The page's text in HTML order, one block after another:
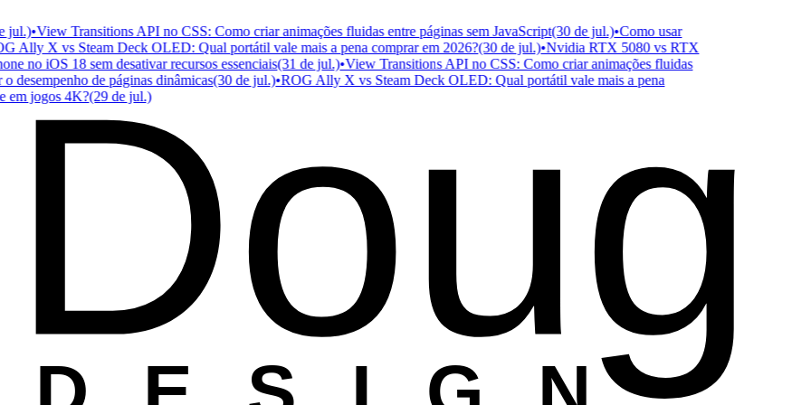
•View Transitions API no CSS: Como criar animações fluidas entre páginas sem JavaScript(30 de jul.)•Como usar
X vs Steam Deck OLED: Qual portátil vale mais a pena comprar em 2026?(30 de jul.)•Nvidia RTX 5080 vs RTX
iOS 18 sem desativar recursos essenciais(31 de jul.)•View Transitions API no CSS: Como criar animações fluidas
de páginas dinâmicas(30 de jul.)•ROG Ally X vs Steam Deck OLED: Qual portátil vale mais a pena
jogos 4K?(29 de jul.)
Doug